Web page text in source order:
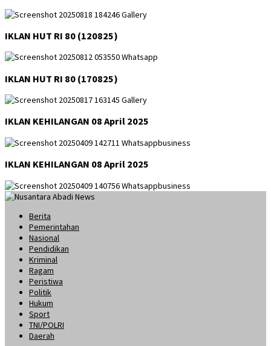
IKLAN HUT RI 80 (120825)
IKLAN HUT RI 80 (170825)
IKLAN KEHILANGAN 08 April 2025
IKLAN KEHILANGAN 08 April 2025
Berita
Pemerintahan
Nasional
Pendidikan
Kriminal
Ragam
Peristiwa
Politik
Hukum
Sport
TNI/POLRI
Daerah